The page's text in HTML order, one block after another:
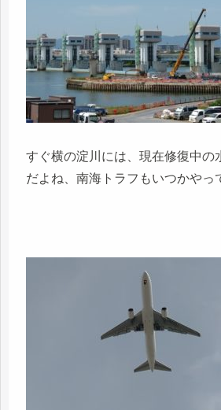
すぐ横の淀川には、現在修復中の
だよね、南海トラフもいつかやっ